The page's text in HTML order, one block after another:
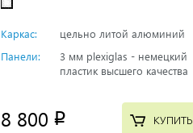
Каркас:
цельно литой алюминий
Панели:
3 мм plexiglas - немецкий
пластик высшего качества
8 800 p КУПИТЬ